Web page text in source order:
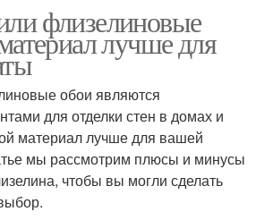
флизелиновые
лучше для
обои являются
для отделки стен в домах и
материал лучше для вашей
мы рассмотрим плюсы и минусы
чтобы вы могли сделать